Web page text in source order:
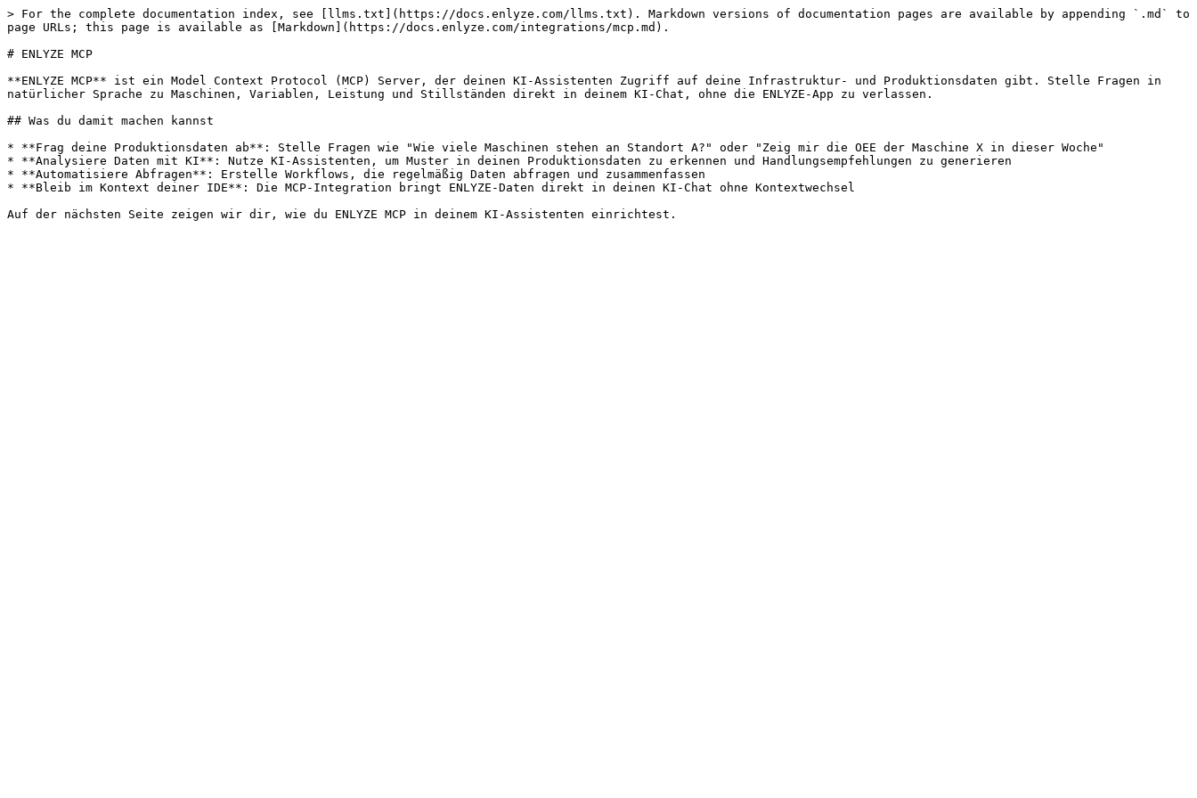
> For the complete documentation index, see [llms.txt](https://docs.enlyze.com/llms.txt). Markdown versions of documentation pages are available by appending `.md` to
page URLs; this page is available as [Markdown](https://docs.enlyze.com/integrations/mcp.md).
# ENLYZE MCP
**ENLYZE MCP** ist ein Model Context Protocol (MCP) Server, der deinen KI-Assistenten Zugriff auf deine Infrastruktur- und Produktionsdaten gibt. Stelle Fragen in
natürlicher Sprache zu Maschinen, Variablen, Leistung und Stillständen direkt in deinem KI-Chat, ohne die ENLYZE-App zu verlassen.
## Was du damit machen kannst
* **Frag deine Produktionsdaten ab**: Stelle Fragen wie "Wie viele Maschinen stehen an Standort A?" oder "Zeig mir die OEE der Maschine X in dieser Woche"
* **Analysiere Daten mit KI**: Nutze KI-Assistenten, um Muster in deinen Produktionsdaten zu erkennen und Handlungsempfehlungen zu generieren
* **Automatisiere Abfragen**: Erstelle Workflows, die regelmäßig Daten abfragen und zusammenfassen
* **Bleib im Kontext deiner IDE**: Die MCP-Integration bringt ENLYZE-Daten direkt in deinen KI-Chat ohne Kontextwechsel